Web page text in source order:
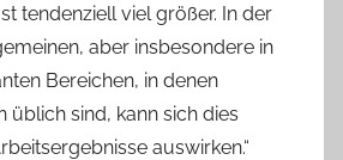
tendenziell viel größer. In der
aber insbesondere in
Bereichen, in denen
üblich sind, kann sich dies
auswirken.“